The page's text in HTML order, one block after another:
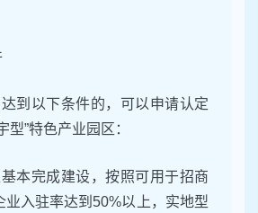
到以下条件的，可以申请认定
型”特色产业园区：
基本完成建设，按照可用于招商
业入驻率达到50%以上，实地型